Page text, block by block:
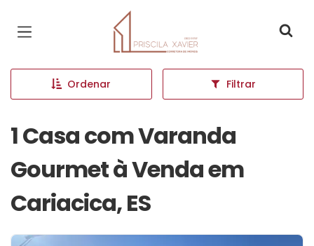
Página inicial
Ordenar Filtrar
1 Casa com Varanda
Gourmet à Venda em
Cariacica, ES